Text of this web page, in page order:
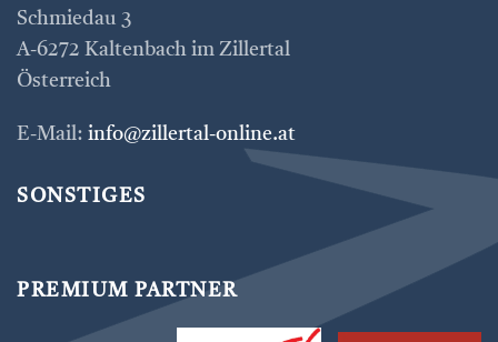
Schmiedau 3
A-6272 Kaltenbach im Zillertal
Österreich
E-Mail: info@zillertal-online.at
SONSTIGES
PREMIUM PARTNER